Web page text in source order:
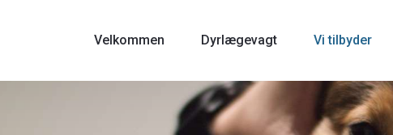
Velkommen Dyrlægevagt Vi tilbyder